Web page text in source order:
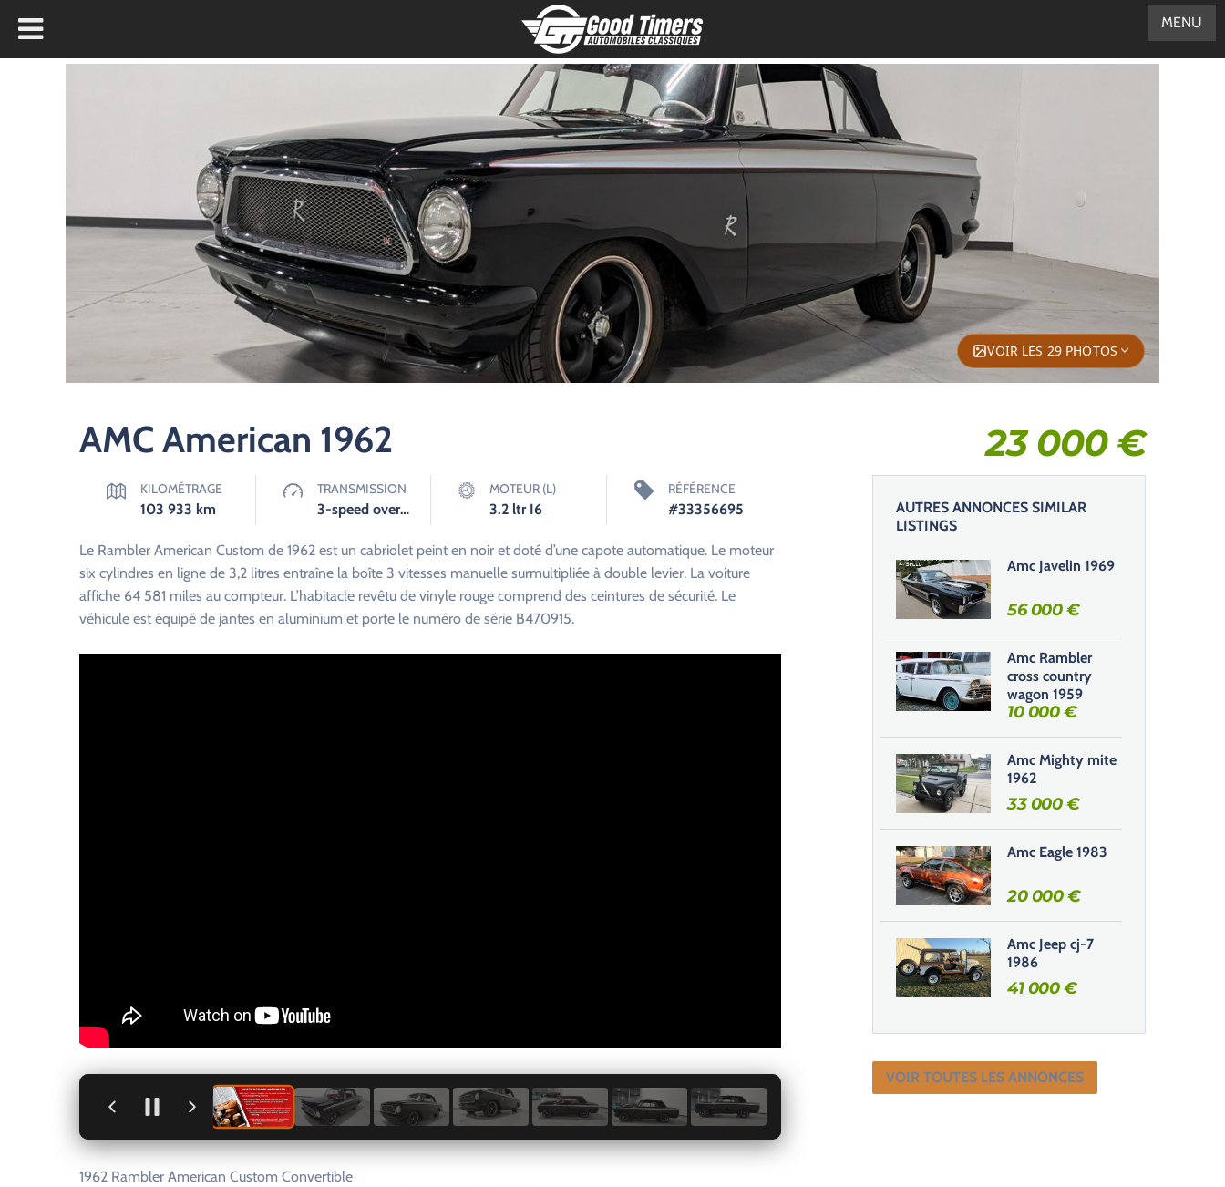
VOIR LES 29 PHOTOS
AMC American 1962 23 000€
KILOMÉTRAGE
103 933 km
TRANSMISSION
3-speed overdrive twin stick Manuelle
MOTEUR (L)
3.2 ltr I6
RÉFÉRENCE
#33356695
Le Rambler American Custom de 1962 est un cabriolet peint en noir et doté d’une capote automatique. Le moteur
six cylindres en ligne de 3,2 litres entraîne la boîte 3 vitesses manuelle surmultipliée à double levier. La voiture
affiche 64 581 miles au compteur. L’habitacle revêtu de vinyle rouge comprend des ceintures de sécurité. Le
véhicule est équipé de jantes en aluminium et porte le numéro de série B470915.
1962 Rambler American Custom Convertible
AUTRES ANNONCES SIMILAR
LISTINGS
Amc Javelin 1969
56 000€
Amc Rambler
cross country
wagon 1959
10 000€
Amc Mighty mite
1962
33 000€
Amc Eagle 1983
20 000€
Amc Jeep cj-7
1986
41 000€
VOIR TOUTES LES ANNONCES
MENU